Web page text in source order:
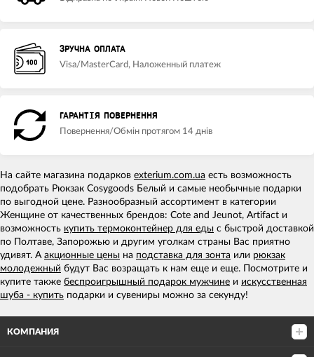
ЗРУЧНА ОПЛАТА
Visa/MasterCard, Наложенный платеж
ГАРАНТІЯ ПОВЕРНЕННЯ
Повернення/Обмін протягом 14 днів
На сайте магазина подарков exterium.com.ua есть возможность
подобрать Рюкзак Cosygoods Белый и самые необычные подарки
по выгодной цене. Разнообразный ассортимент в категории
Женщине от качественных брендов: Cote and Jeunot, Artifact и
возможность купить термоконтейнер для еды с быстрой доставкой
по Полтаве, Запорожью и другим уголкам страны Вас приятно
удивят. А акционные цены на подставка для зонта или рюкзак
молодежный будут Вас возращать к нам еще и еще. Посмотрите и
купите также беспроигрышный подарок мужчине и искусственная
шуба - купить подарки и сувениры можно за секунду!
КОМПАНИЯ